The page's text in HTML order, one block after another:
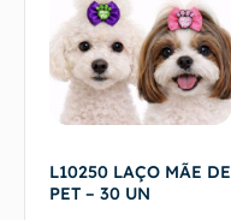
L10250 LAÇO MÃE DE
PET – 30 UN